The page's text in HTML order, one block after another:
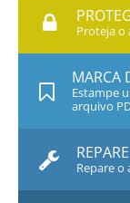
Proteja o
MARCA
Estampe
arquivo
REPARE
Repare o